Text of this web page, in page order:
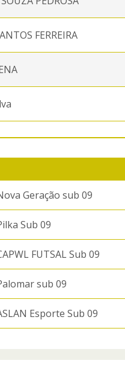
FERREIRA
Geração sub 09
Sub 09
FUTSAL Sub 09
sub 09
Esporte Sub 09